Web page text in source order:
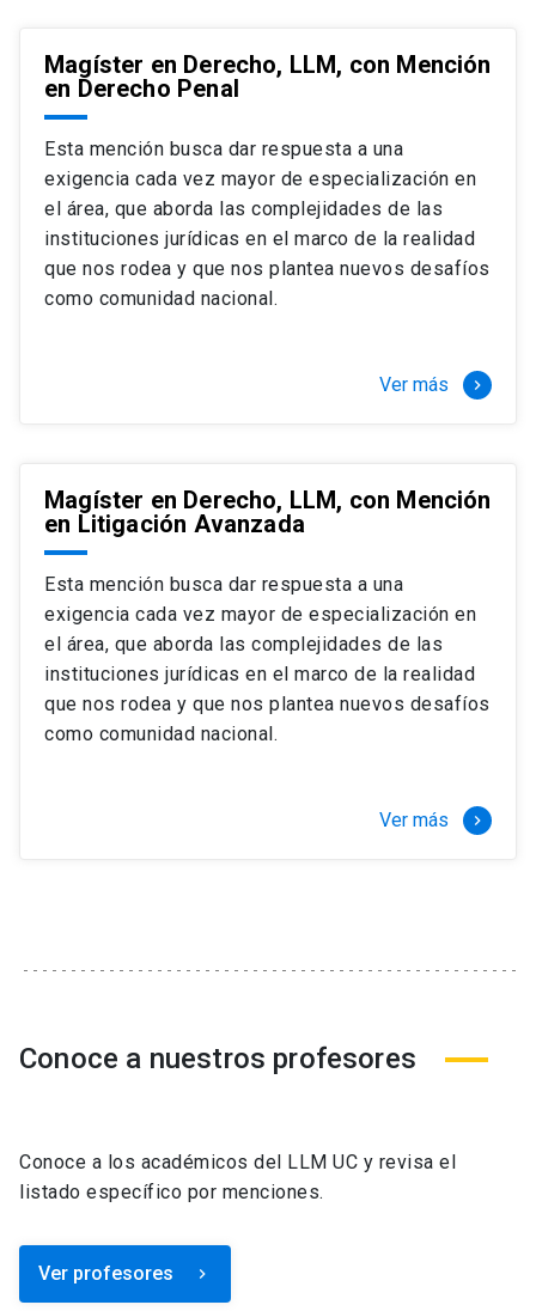
Magíster en Derecho, LLM, con Mención
en Derecho Penal
Esta mención busca dar respuesta a una
exigencia cada vez mayor de especialización en
el área, que aborda las complejidades de las
instituciones jurídicas en el marco de la realidad
que nos rodea y que nos plantea nuevos desafíos
como comunidad nacional.
Ver más keyboard_arrow_right
Magíster en Derecho, LLM, con Mención
en Litigación Avanzada
Esta mención busca dar respuesta a una
exigencia cada vez mayor de especialización en
el área, que aborda las complejidades de las
instituciones jurídicas en el marco de la realidad
que nos rodea y que nos plantea nuevos desafíos
como comunidad nacional.
Ver más keyboard_arrow_right
Conoce a nuestros profesores
Conoce a los académicos del LLM UC y revisa el
listado específico por menciones.
Ver profesores keyboard_arrow_right